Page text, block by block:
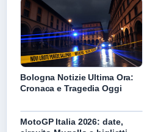
Bologna Notizie Ultima Ora:
Cronaca e Tragedia Oggi
MotoGP Italia 2026: date,